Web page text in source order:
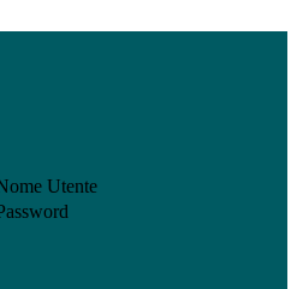
Utente